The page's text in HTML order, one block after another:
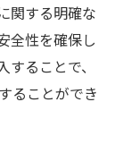
させる重
関する明確な
全性を確保し
ることで、
ることができ